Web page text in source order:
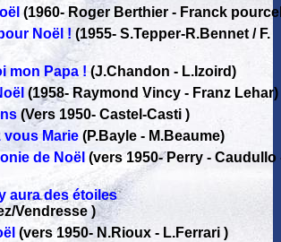
(1960- Roger Berthier - Franck
Noël ! (1955- S.Tepper-R.Bennet / F.
mon Papa ! (J.Chandon - L.Izoird)
(1958- Raymond Vincy - Franz Lehar)
(Vers 1950- Castel-Casti )
vous Marie (P.Bayle - M.Beaume)
de Noël (vers 1950-Perry - Caudullo
aura des étoiles
Vendresse )
(vers 1950-N.Rioux - L.Ferrari )